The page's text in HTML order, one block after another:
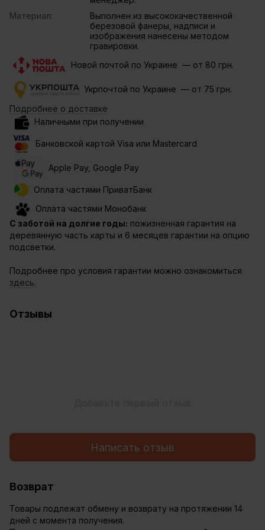
Материал:
Выполнен из высококачественной
березовой фанеры, надписи и
изображения нанесены методом
гравировки.
Новой почтой по Украине — от 80 грн.
Укрпочтой по Украине — от 75 грн.
Подробнее о доставке
Наличными при получении
Банковской картой Visa или Mastercard
Apple Pay, Google Pay
Оплата частями ПриватБанк
Оплата частями Монобанк
С заботой на долгие годы: пожизненная гарантия на
деревянную часть карты и 6 месяцев гарантии на опцию
подсветки.
Подробнее про условия гарантии можно ознакомиться
здесь.
Отзывы
Написать отзыв
Возврат
Товары подлежат обмену и возврату на протяжении 14
дней с момента получения.